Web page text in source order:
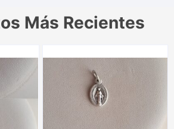
Más Recientes